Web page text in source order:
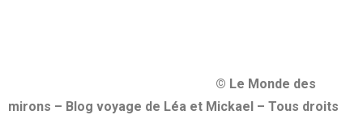
© Le Monde des
mirons – Blog voyage de Léa et Mickael – Tous droits